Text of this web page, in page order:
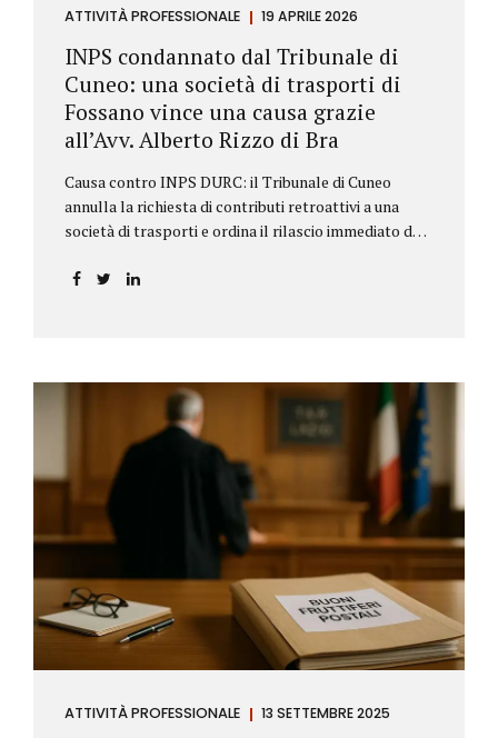
ATTIVITÀ PROFESSIONALE 19 APRILE 2026
INPS condannato dal Tribunale di
Cuneo: una società di trasporti di
Fossano vince una causa grazie
all’Avv. Alberto Rizzo di Bra
Causa contro INPS DURC: il Tribunale di Cuneo
annulla la richiesta di contributi retroattivi a una
società di trasporti e ordina il rilascio immediato del
ATTIVITÀ PROFESSIONALE 13 SETTEMBRE 2025